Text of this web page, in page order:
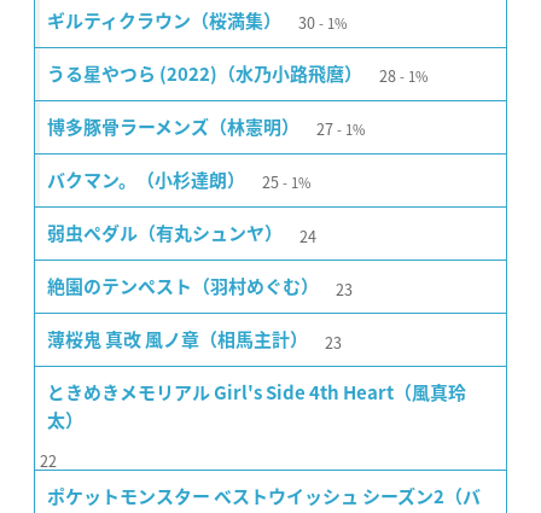
ギルティクラウン（桜満集） 30 1%
うる星やつら (2022)（水乃小路飛麿） 28 1%
博多豚骨ラーメンズ（林憲明） 27 1%
バクマン。（小杉達朗） 25 1%
弱虫ペダル（有丸シュンヤ） 24
絶園のテンペスト（羽村めぐむ） 23
薄桜鬼 真改 風ノ章（相馬主計） 23
ときめきメモリアル Girl's Side 4th Heart（風真玲
太）
22
ポケットモンスター ベストウイッシュ シーズン2（バ